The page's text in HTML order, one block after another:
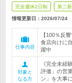
完全週休2日制 第二
情報更新日：2026/07/24
仕事内容
【100％反
食店向けに
躍中
対象と
なる方
《完全未経
評価」の営
ン」を大事